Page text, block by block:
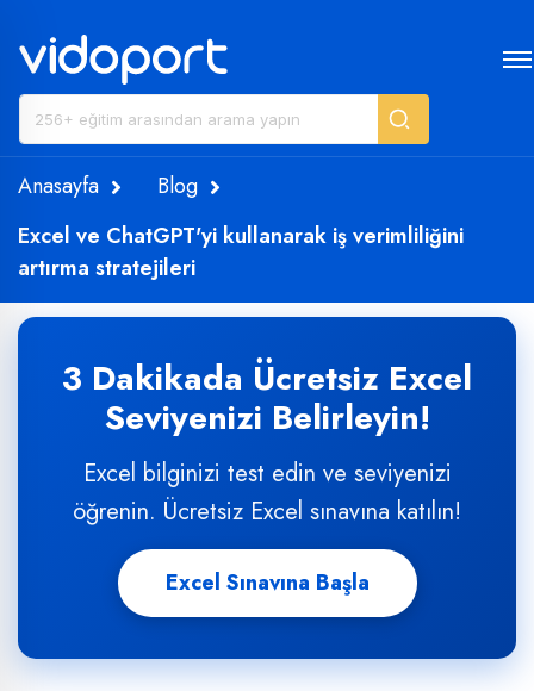
Anasayfa
Blog
Excel ve ChatGPT'yi kullanarak iş verimliliğini
artırma stratejileri
3 Dakikada Ücretsiz Excel
Seviyenizi Belirleyin!
Excel bilginizi test edin ve seviyenizi
öğrenin. Ücretsiz Excel sınavına katılın!
Excel Sınavına Başla